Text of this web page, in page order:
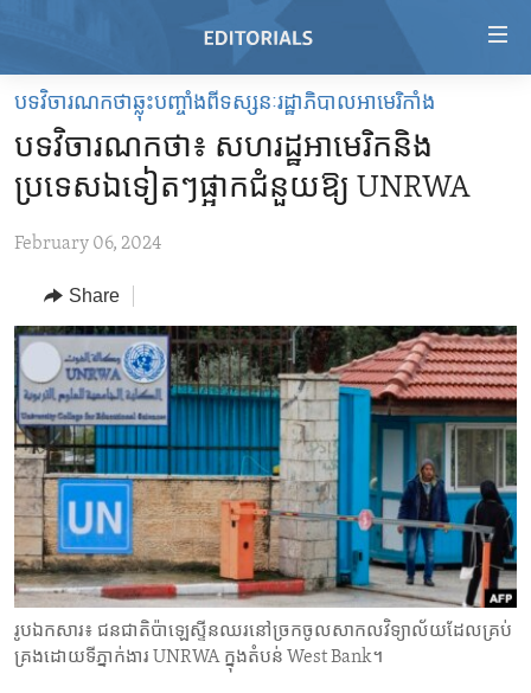
Skip
main
content
Skip
to
Navigation
Skip
to
Search
HOME
RADIO
REGIONS
AFRICA
AMERICAS
ASIA
EUROPE
MIDDLE EAST
TOPICS
HUMAN RIGHTS
SECURITY AND DEFENSE
AID AND DEVELOPMENT
DEMOCRACY AND GOVERNANCE
ECONOMY AND TRADE
ENVIRONMENT AND HEALTH
IDEALS AND INSTITUTIONS
ARCHIVE
ABOUT US
FOLLOW US
បទវិចារណកថាឆ្លុះបញ្ចាំងពីទស្សនៈរដ្ឋាភិបាលអាមេរិកាំង
បទវិចារណកថា៖ សហរដ្ឋ​អាមេរិក​និង​
ប្រទេស​ឯទៀតៗ​ផ្អាក​ជំនួយ​ឱ្យ UNRWA
February 06, 2024
Share
រូបឯកសារ៖ ជនជាតិ​ប៉ាឡេស្ទីន​ឈរ​នៅ​ច្រកចូល​សាកល​វិទ្យាល័យ​ដែល​គ្រប់
គ្រង​ដោយ​ទីភ្នាក់ងារ UNRWA ក្នុង​តំបន់ West Bank។